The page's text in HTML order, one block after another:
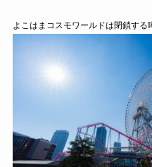
よこはまコスモワールドは閉鎖する